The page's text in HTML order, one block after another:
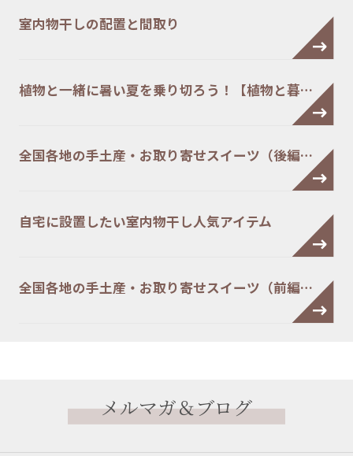
室内物干しの配置と間取り
植物と一緒に暑い夏を乗り切ろう！【植物と暮…
全国各地の手土産・お取り寄せスイーツ（後編…
自宅に設置したい室内物干し人気アイテム
全国各地の手土産・お取り寄せスイーツ（前編…
メルマガ＆ブログ